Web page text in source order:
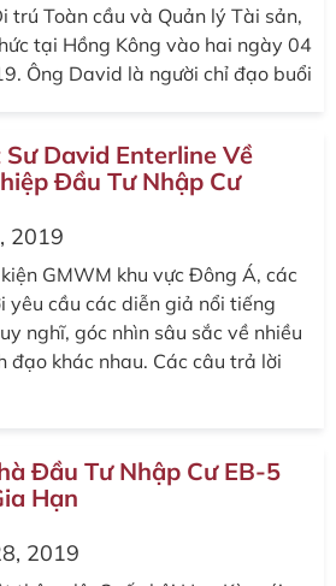
trú Toàn cầu và Quản lý Tài sản,
tại Hồng Kông vào hai ngày 04
Ông David là người chỉ đạo buổi
David Enterline Về
Đầu Tư Nhập Cư
2019
GMWM khu vực Đông Á, các
yêu cầu các diễn giả nổi tiếng
nghĩ, góc nhìn sâu sắc về nhiều
đạo khác nhau. Các câu trả lời
Đầu Tư Nhập Cư EB-5
Hạn
2019